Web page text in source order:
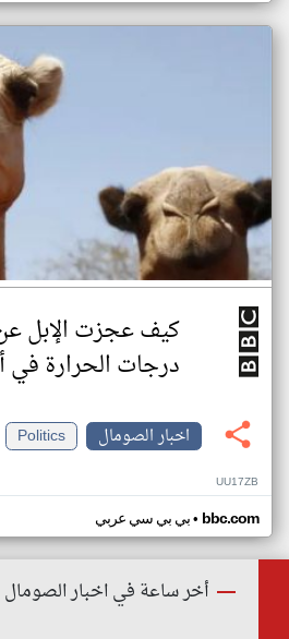
كيف عجزت الإبل عن
درجات الحرارة في
اخبار الصومال
Politics
UU17ZB
بي بي سي عربي• bbc.com
أخر ساعة في اخبار الصومال